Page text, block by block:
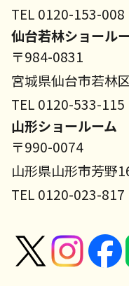
TEL 0120-153-
仙台若林ショール
〒984-0831
宮城県仙台市若林
TEL 0120-533-
山形ショールーム
〒990-0074
山形県山形市芳野
TEL 0120-023-